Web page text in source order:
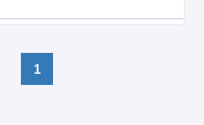
1